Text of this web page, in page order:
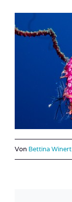
Von Bettina Winert